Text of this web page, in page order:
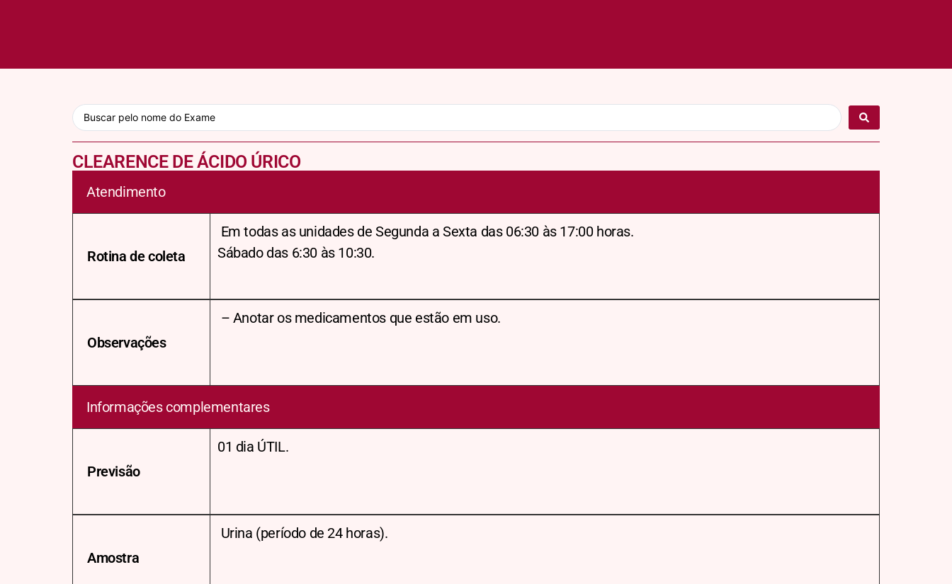
CLEARENCE DE ÁCIDO ÚRICO
Atendimento
Rotina de coleta
Em todas as unidades de Segunda a Sexta das 06:30 às 17:00 horas.
Sábado das 6:30 às 10:30.
Observações
– Anotar os medicamentos que estão em uso.
Informações complementares
Previsão
01 dia ÚTIL.
Amostra
Urina (período de 24 horas).